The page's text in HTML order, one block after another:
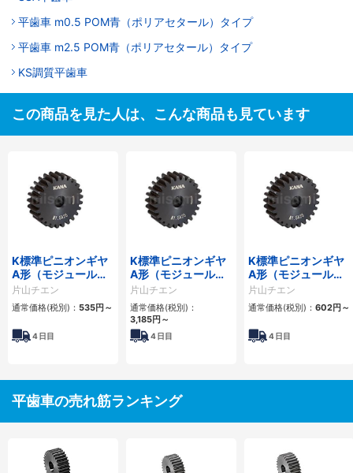
平歯車 m0.5 POM青（ポリアセタール）タイプ
平歯車 m2.5 POM青（ポリアセタール）タイプ
KS調質平歯車
この商品を見た人は、こんな商品も見ています
K標準ピニオンギヤ
A形（モジュール
1.5）並歯 圧力角
20°
片山チエン
通常価格(税別)： 535円 ～
4日目
K標準ピニオンギヤ
A形（モジュール
5）並歯 圧力角20°
片山チエン
通常価格(税別)：
3,185円 ～
4日目
K標準ピニオンギヤ
A形（モジュール
2）並歯 圧力角20°
片山チエン
通常価格(税別)： 602円 ～
4日目
平歯車の売れ筋ランキング